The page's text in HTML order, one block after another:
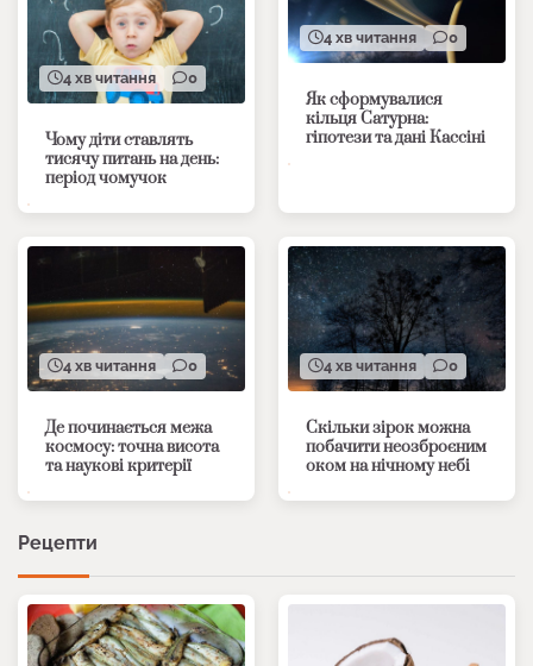
4 хв читання 0
Чому діти ставлять
тисячу питань на день:
період чомучок
4 хв читання 0
Як сформувалися
кільця Сатурна:
гіпотези та дані Кассіні
4 хв читання 0
Де починається межа
космосу: точна висота
та наукові критерії
4 хв читання 0
Скільки зірок можна
побачити неозброєним
оком на нічному небі
Рецепти